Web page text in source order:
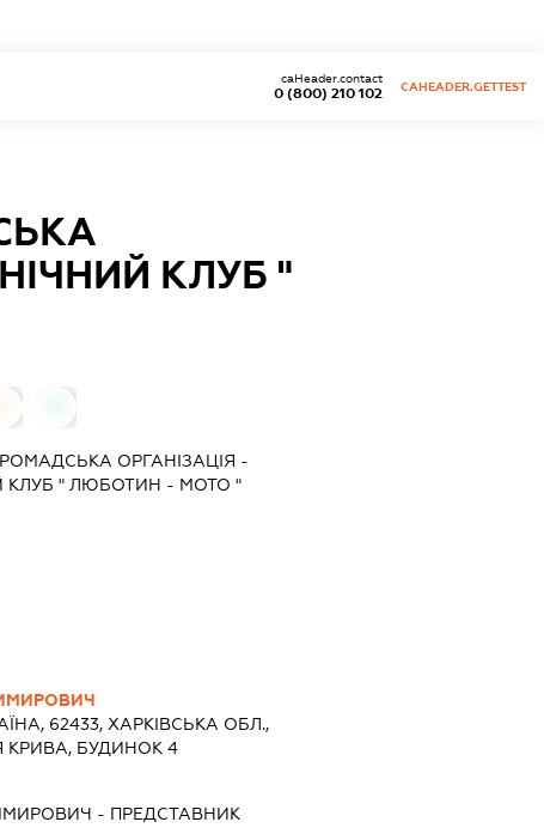
0 (800) 210 102
caHeader.contact
CAHEADER.GETTEST
КЛУБ "
ОРГАНІЗАЦІЯ -
КЛУБ " ЛЮБОТИН - МОТО "
62433, ХАРКІВСЬКА ОБЛ.,
КРИВА, БУДИНОК 4
- ПРЕДСТАВНИК